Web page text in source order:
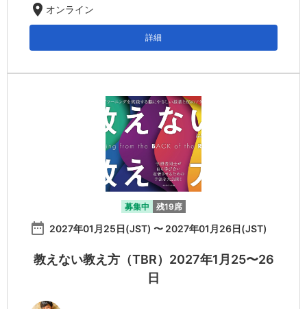
location_on オンライン
詳細
募集中 残19席
date_range 2027年01月25日(JST) 〜 2027年01月26日(JST)
教えない教え方（TBR）2027年1月25〜26
日